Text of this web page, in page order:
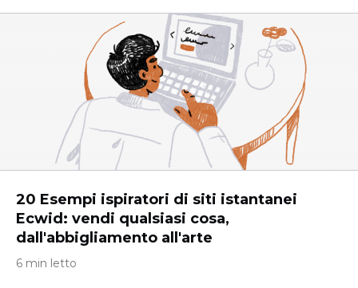
20 Esempi ispiratori di siti istantanei
Ecwid: vendi qualsiasi cosa,
dall'abbigliamento all'arte
6 min letto